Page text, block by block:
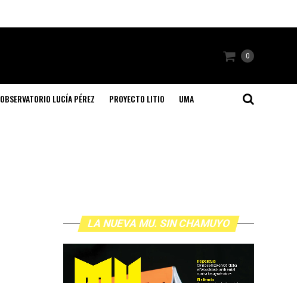
0
OBSERVATORIO LUCÍA PÉREZ PROYECTO LITIO UMA
LA NUEVA MU. SIN CHAMUYO